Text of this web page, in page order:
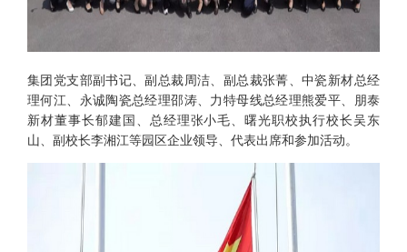
集团党支部副书记、副总裁周洁、副总裁张菁、中瓷新材总经
理何江、永诚陶瓷总经理邵涛、力特母线总经理熊爱平、朋泰
新材董事长郁建国、总经理张小毛、曙光职校执行校长吴东
山、副校长李湘江等园区企业领导、代表出席和参加活动。